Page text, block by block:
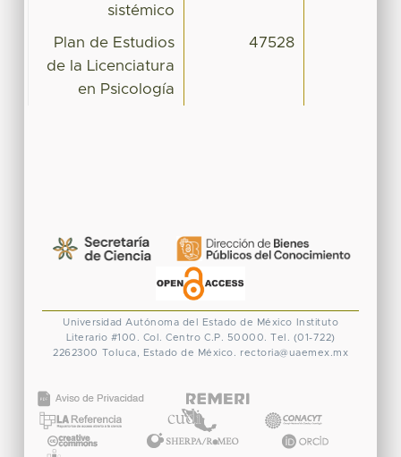
sistémico
Plan de Estudios
de la Licenciatura
en Psicología
47528
Universidad Autónoma del Estado de México
Instituto
Literario #100. Col. Centro C.P. 50000. Tel. (01-722)
2262300 Toluca, Estado de México. rectoria@uaemex.mx